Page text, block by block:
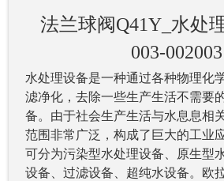
法兰球阀Q41Y_水处
003-002003
水处理设备是一种通过各种物理化
滤净化，去除一些生产生活不需要
备。由于社会生产生活与水息息相
范围非常广泛，构成了巨大的工业
可分为污染型水处理设备、原生型
设备、过滤设备、超纯水设备。欧